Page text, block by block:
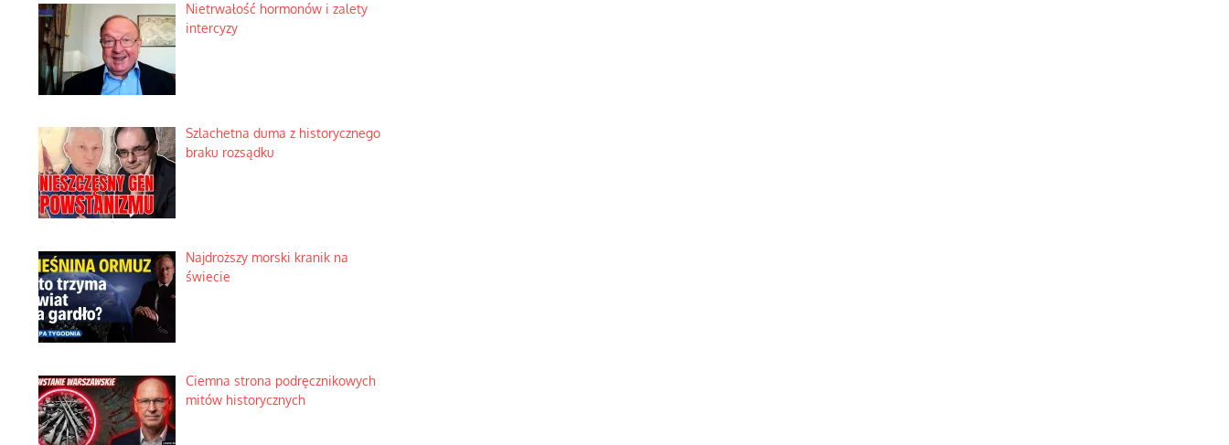
Nietrwałość hormonów i zalety
intercyzy
Szlachetna duma z historycznego
braku rozsądku
Najdroższy morski kranik na
świecie
Ciemna strona podręcznikowych
mitów historycznych